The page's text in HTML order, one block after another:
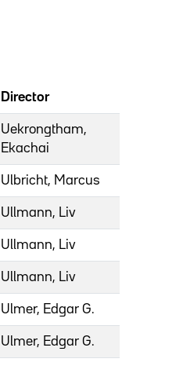
Director
Uekrongtham,
Ekachai
Ulbricht, Marcus
Ullmann, Liv
Ullmann, Liv
Ullmann, Liv
Ulmer, Edgar G.
Ulmer, Edgar G.